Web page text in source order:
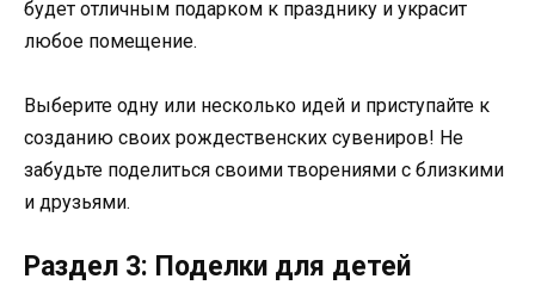
будет отличным подарком к празднику и украсит
любое помещение.
Выберите одну или несколько идей и приступайте к
созданию своих рождественских сувениров! Не
забудьте поделиться своими творениями с близкими
и друзьями.
Раздел 3: Поделки для детей